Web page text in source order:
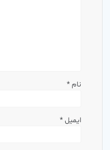
نام*
ایمیل*